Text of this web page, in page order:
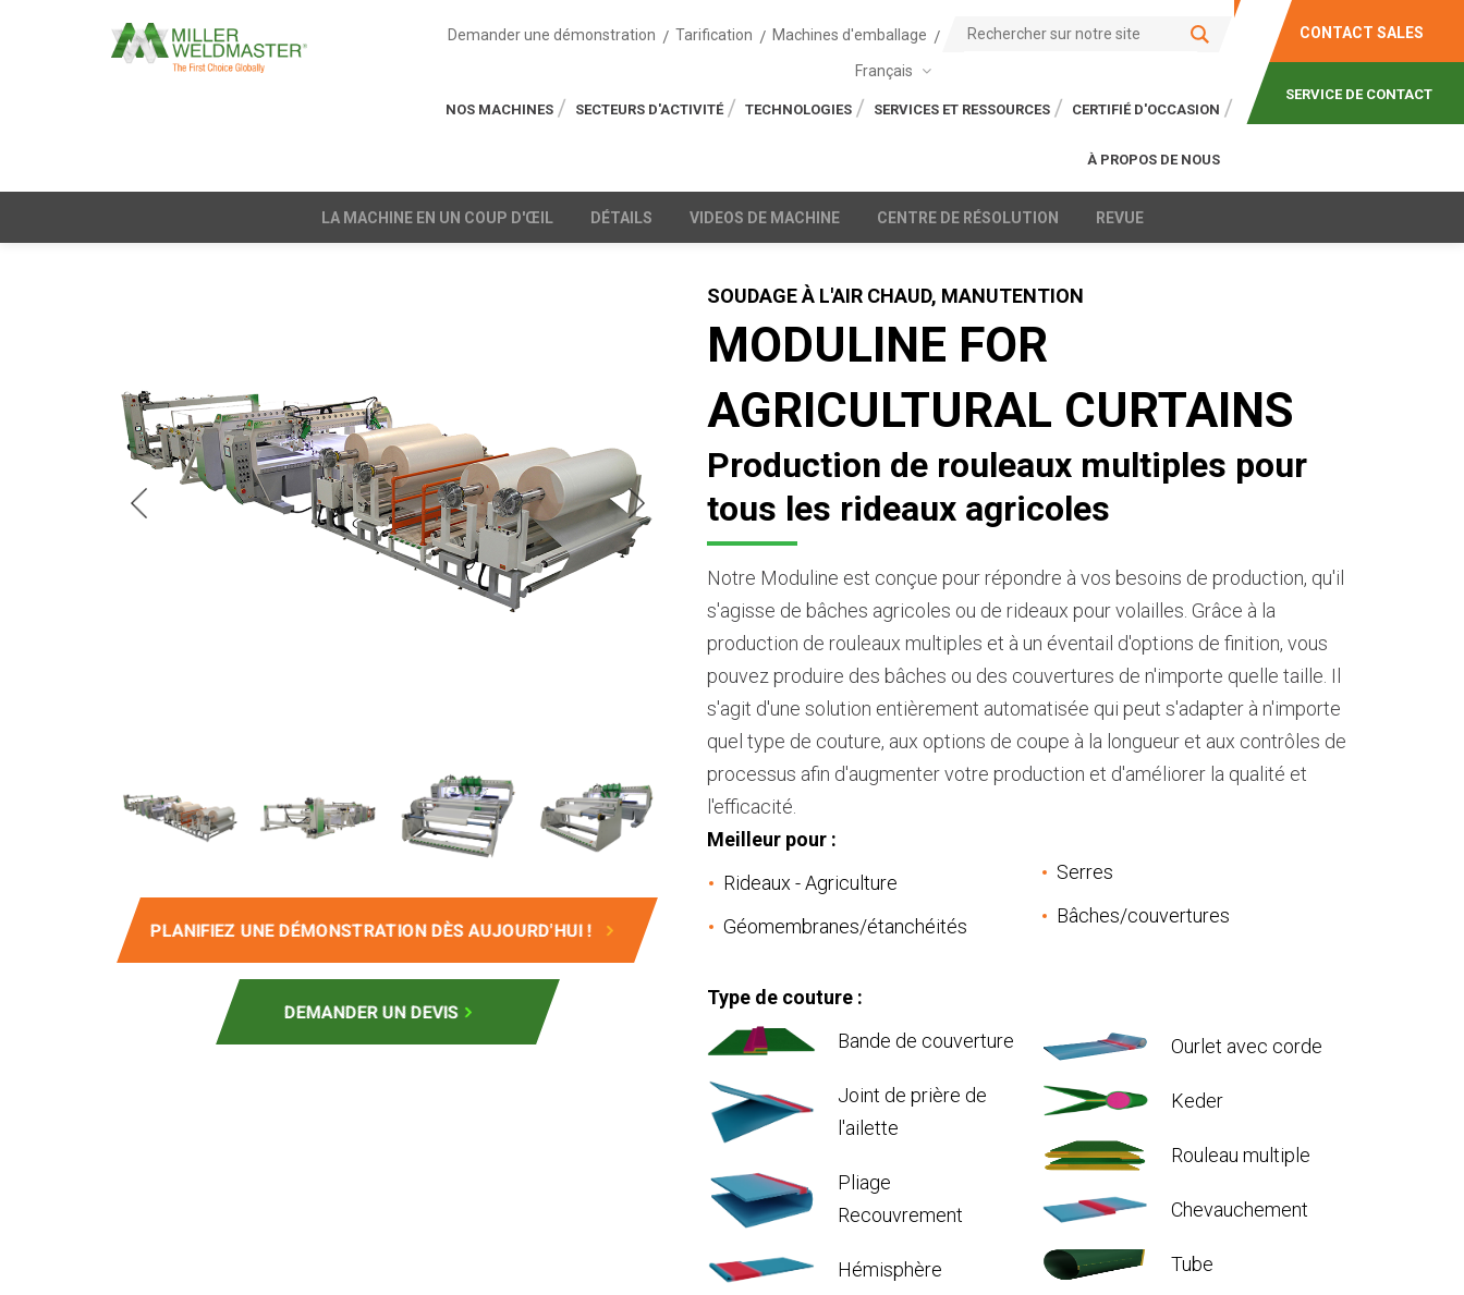
Demander une démonstration Tarification Machines d'emballage
Français
NOS MACHINES SECTEURS D'ACTIVITÉ TECHNOLOGIES SERVICES ET RESSOURCES CERTIFIÉ D'OCCASION
À PROPOS DE NOUS
CONTACT SALES
SERVICE DE CONTACT
LA MACHINE EN UN COUP D'ŒIL DÉTAILS VIDEOS DE MACHINE CENTRE DE RÉSOLUTION REVUE
PLANIFIEZ UNE DÉMONSTRATION DÈS AUJOURD'HUI !
DEMANDER UN DEVIS
SOUDAGE À L'AIR CHAUD, MANUTENTION
MODULINE FOR
AGRICULTURAL CURTAINS
Production de rouleaux multiples pour
tous les rideaux agricoles
Notre Moduline est conçue pour répondre à vos besoins de production, qu'il
s'agisse de bâches agricoles ou de rideaux pour volailles. Grâce à la
production de rouleaux multiples et à un éventail d'options de finition, vous
pouvez produire des bâches ou des couvertures de n'importe quelle taille. Il
s'agit d'une solution entièrement automatisée qui peut s'adapter à n'importe
quel type de couture, aux options de coupe à la longueur et aux contrôles de
processus afin d'augmenter votre production et d'améliorer la qualité et
l'efficacité.
Meilleur pour :
Rideaux - Agriculture
Géomembranes/étanchéités
Serres
Bâches/couvertures
Type de couture :
Bande de couverture
Joint de prière de
l'ailette
Pliage
Recouvrement
Hémisphère
Ourlet avec corde
Keder
Rouleau multiple
Chevauchement
Tube